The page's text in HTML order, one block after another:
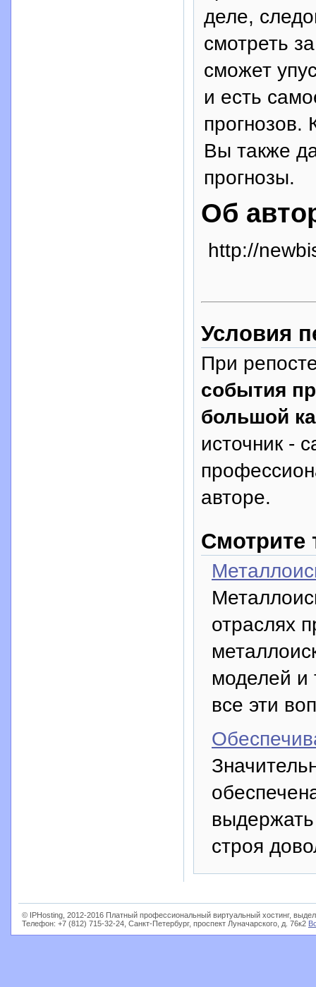
деле,
смотреть
сможет
и есть
прогнозов.
Вы также
прогнозы.
Об
http://
Условия
При
события
большой
источник -
авторе.
Смотрите
отраслях
моделей и
все эти
строя
© IPHosting, 2012-2016 Платный профессиональный виртуальный хостинг,
Телефон: +7 (812) 715-32-24, Санкт-Петербург, проспект Луначарского, д. 76к2